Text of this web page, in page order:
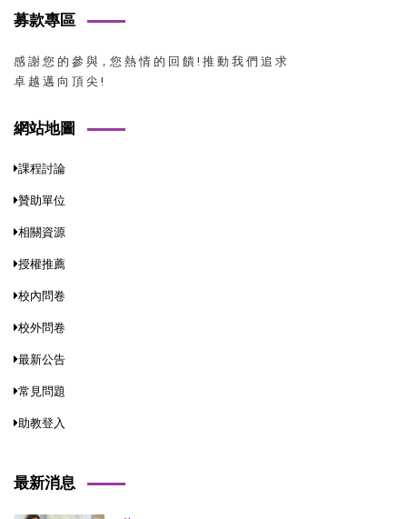
募款專區
感 謝 您 的 參 與，您 熱 情 的 回 饋 ! 推 動 我 們 追 求
卓 越 邁 向 頂 尖 !
網站地圖
課程討論
贊助單位
相關資源
授權推薦
校內問卷
校外問卷
最新公告
常見問題
助教登入
最新消息